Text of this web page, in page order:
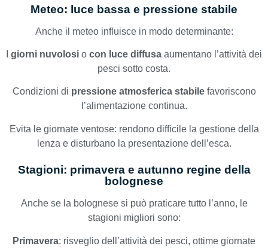
Meteo: luce bassa e pressione stabile
Anche il meteo influisce in modo determinante:
giorni nuvolosi o con luce diffusa aumentano l’attività dei
pesci sotto costa.
Condizioni di pressione atmosferica stabilefavoriscono
l’alimentazione continua.
Evita le giornate ventose: rendono difficile la gestione della
lenza e disturbano la presentazione dell’esca.
Stagioni: primavera e autunno regine della
bolognese
Anche se la bolognese si può praticare tutto l’anno, le
stagioni migliori sono:
Primavera: risveglio dell’attività dei pesci, ottime giornate